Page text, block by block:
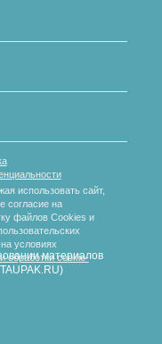
материалов
использовать сайт,
согласие на
файлов Cookies и
условиях
обработки cookie-